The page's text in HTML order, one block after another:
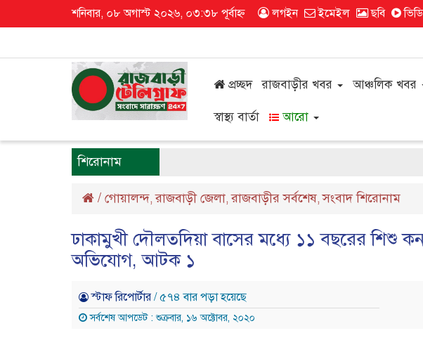
শনিবার, ০৮ অগাস্ট ২০২৬, ০৩:৩৮ পূর্বাহ্ন লগইন ইমেইল ছবি
প্রচ্ছদ রাজবাড়ীর খবর আঞ্চলিক খবর
স্বাস্থ্য বার্তা আরো
শিরোনাম
/ গোয়ালন্দ,রাজবাড়ী জেলা,রাজবাড়ীর সর্বশেষ,সংবাদ শিরোনাম
ঢাকামুখী দৌলতদিয়া বাসের মধ্যে ১১ বছরের শিশু
অভিযোগ, আটক ১
স্টাফ রিপোর্টার/ ৫৭৪ বার পড়া হয়েছে
সর্বশেষ আপডেট : শুক্রবার, ১৬ অক্টোবর, ২০২০